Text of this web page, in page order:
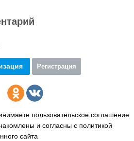
Регистрация
пользовательское соглашение
и согласны с политикой
сайта